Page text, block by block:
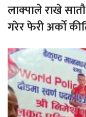
लाक्पाले राखे
गरेर फेरी अर्को